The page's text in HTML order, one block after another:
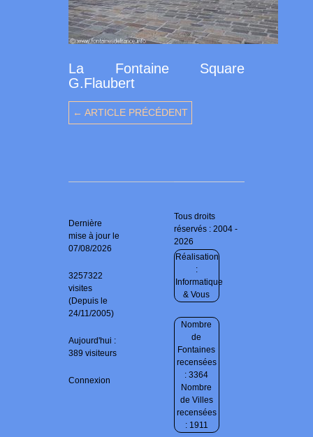
La Fontaine Square
G.Flaubert
← ARTICLE PRÉCÉDENT
Dernière
mise à jour le
07/08/2026
3257322
visites
(Depuis le
24/11/2005)
Aujourd'hui :
389 visiteurs
Connexion
Tous droits
réservés : 2004 -
2026
Réalisation
:
Informatique
& Vous
Nombre
de
Fontaines
recensées
: 3364
Nombre
de Villes
recensées
: 1911